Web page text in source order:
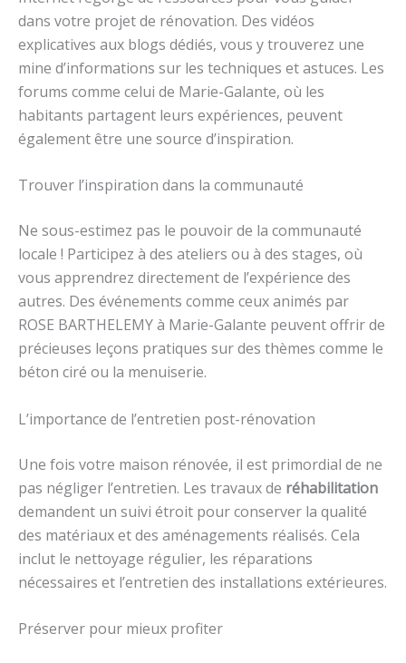
dans votre projet de rénovation. Des vidéos
explicatives aux blogs dédiés, vous y trouverez une
mine d’informations sur les techniques et astuces. Les
forums comme celui de Marie-Galante, où les
habitants partagent leurs expériences, peuvent
également être une source d’inspiration.
Trouver l’inspiration dans la communauté
Ne sous-estimez pas le pouvoir de la communauté
locale ! Participez à des ateliers ou à des stages, où
vous apprendrez directement de l’expérience des
autres. Des événements comme ceux animés par
ROSE BARTHELEMY à Marie-Galante peuvent offrir de
précieuses leçons pratiques sur des thèmes comme le
béton ciré ou la menuiserie.
L’importance de l’entretien post-rénovation
Une fois votre maison rénovée, il est primordial de ne
pas négliger l’entretien. Les travaux de réhabilitation
demandent un suivi étroit pour conserver la qualité
des matériaux et des aménagements réalisés. Cela
inclut le nettoyage régulier, les réparations
nécessaires et l’entretien des installations extérieures.
Préserver pour mieux profiter